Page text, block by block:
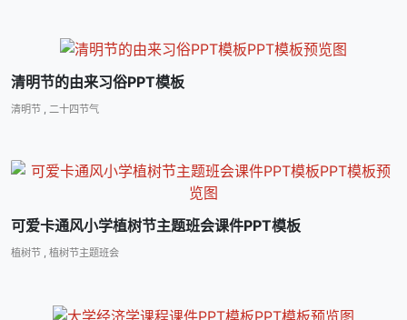
清明节的由来习俗PPT模板
清明节 , 二十四节气
可爱卡通风小学植树节主题班会课件PPT模板
植树节 , 植树节主题班会